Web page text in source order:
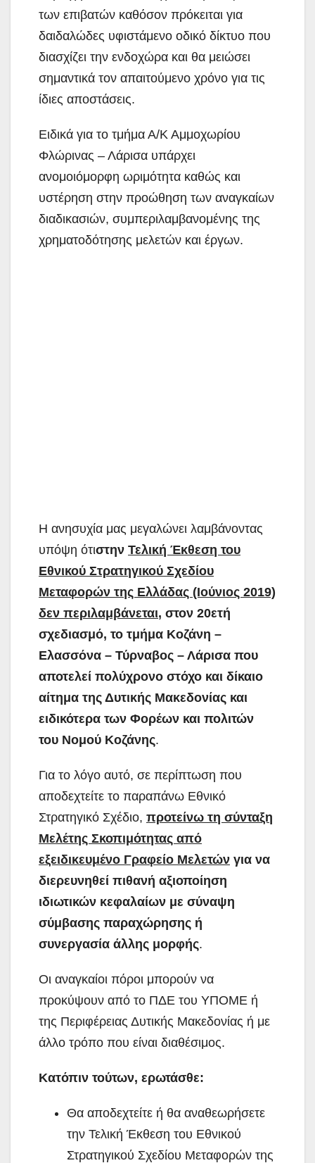
των επιβατών καθόσον πρόκειται για
δαιδαλώδες υφιστάμενο οδικό δίκτυο που
διασχίζει την ενδοχώρα και θα μειώσει
σημαντικά τον απαιτούμενο χρόνο για τις
ίδιες αποστάσεις.
Ειδικά για το τμήμα Α/Κ Αμμοχωρίου
Φλώρινας – Λάρισα υπάρχει
ανομοιόμορφη ωριμότητα καθώς και
υστέρηση στην προώθηση των αναγκαίων
διαδικασιών, συμπεριλαμβανομένης της
χρηματοδότησης μελετών και έργων.
Η ανησυχία μας μεγαλώνει λαμβάνοντας
υπόψη ότιστην Τελική Έκθεση του
Εθνικού Στρατηγικού Σχεδίου
Μεταφορών της Ελλάδας (Ιούνιος 2019)
δεν περιλαμβάνεται, στον 20ετή
σχεδιασμό, το τμήμα Κοζάνη –
Ελασσόνα – Τύρναβος – Λάρισα που
αποτελεί πολύχρονο στόχο και δίκαιο
αίτημα της Δυτικής Μακεδονίας και
ειδικότερα των Φορέων και πολιτών
του Νομού Κοζάνης.
Για το λόγο αυτό, σε περίπτωση που
αποδεχτείτε το παραπάνω Εθνικό
Στρατηγικό Σχέδιο, προτείνω τη σύνταξη
Μελέτης Σκοπιμότητας από
εξειδικευμένο Γραφείο Μελετών για να
διερευνηθεί πιθανή αξιοποίηση
ιδιωτικών κεφαλαίων με σύναψη
σύμβασης παραχώρησης ή
συνεργασία άλλης μορφής.
Οι αναγκαίοι πόροι μπορούν να
προκύψουν από το ΠΔΕ του ΥΠΟΜΕ ή
της Περιφέρειας Δυτικής Μακεδονίας ή με
άλλο τρόπο που είναι διαθέσιμος.
Κατόπιν τούτων, ερωτάσθε:
Θα αποδεχτείτε ή θα αναθεωρήσετε
την Τελική Έκθεση του Εθνικού
Στρατηγικού Σχεδίου Μεταφορών της